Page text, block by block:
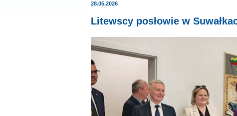
28.05.2026
Litewscy posłowie w